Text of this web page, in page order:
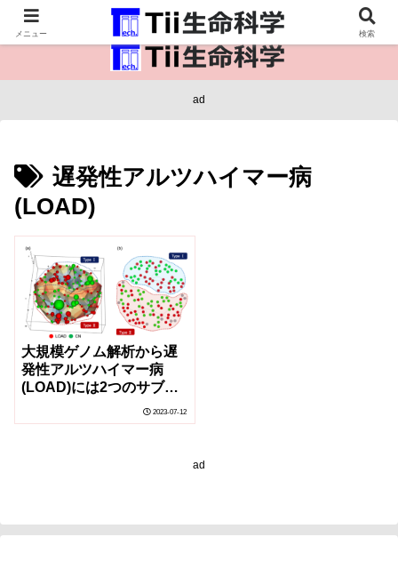
医療保健・生命・生物の情報インフラ。
ad
遅発性アルツハイマー病
(LOAD)
大規模ゲノム解析から遅
発性アルツハイマー病
(LOAD)には2つのサブタ
イプが存在する可能性を
報告
2023-07-12
ad
メニュー 検索